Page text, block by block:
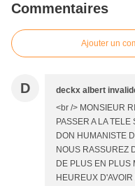
Commentaires
Ajouter un
D deckx albert
<br /> MONSIEUR
PASSER A LA
DON HUMANISTE
NOUS RASSUREZ
DE PLUS EN PLUS
HEUREUX